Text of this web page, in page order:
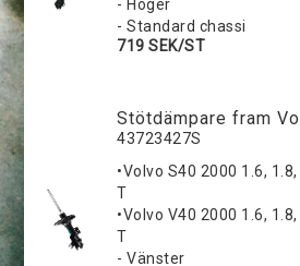
- Höger
- Standard chassi
719 SEK/ST
Stötdämpare fram
43723427S
•Volvo S40 2000 1.6,
T
•Volvo V40 2000 1.6,
T
- Vänster